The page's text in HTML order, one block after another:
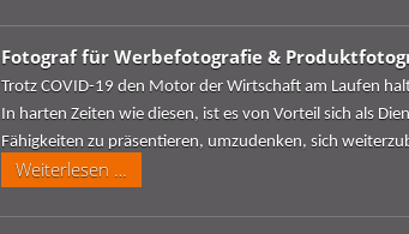
Onlineshop
Fotograf für Werbefotografie &
Trotz COVID-19 den Motor der Wirtschaft am Laufen
In harten Zeiten wie diesen, ist es von Vorteil sich als
Fähigkeiten zu präsentieren, umzudenken, sich
Weiterlesen …